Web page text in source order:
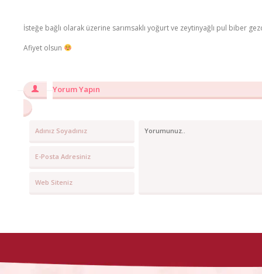
İsteğe bağlı olarak üzerine sarımsaklı yoğurt ve zeytinyağlı pul biber
Afiyet olsun
Yorum Yapın